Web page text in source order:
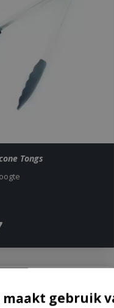
Tongs
maakt gebruik